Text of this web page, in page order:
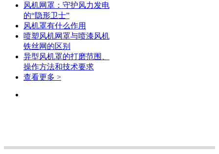
风机网罩：守护风力发电
的“隐形卫士”
风机罩有什么作用
喷塑风机网罩与喷漆风机
铁丝网的区别
异型风机罩的打磨范围、
操作方法和技术要求
查看更多 >